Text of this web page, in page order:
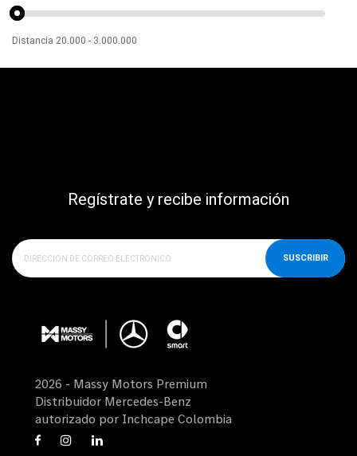
Distancia 20.000 - 3.000.000
Regístrate y recibe información
SUSCRIBIR
2026 - Massy Motors Premium
Distribuidor Mercedes-Benz
autorizado por Inchcape Colombia